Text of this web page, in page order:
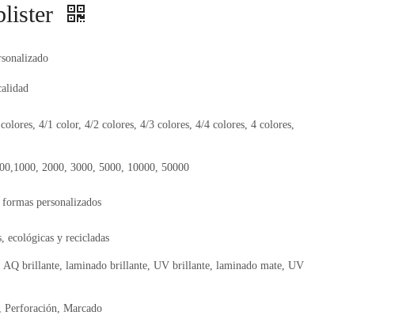
4/1 color, 4/2 colores, 4/3 colores, 4/4 colores, 4 colores,
2000, 3000, 5000, 10000, 50000
personalizados
ecológicas y recicladas
AQ brillante, laminado brillante, UV brillante, laminado mate, UV
Perforación, Marcado